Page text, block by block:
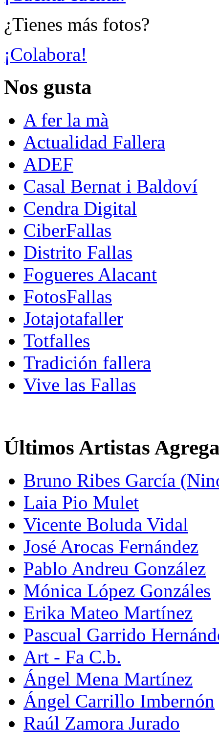
¿Tienes más fotos?
¡Colabora!
Nos gusta
A fer la mà
Actualidad Fallera
ADEF
Casal Bernat i Baldoví
Cendra Digital
CiberFallas
Distrito Fallas
Fogueres Alacant
FotosFallas
Jotajotafaller
Totfalles
Tradición fallera
Vive las Fallas
Últimos Artistas
Bruno Ribes García
Laia Pio Mulet
Vicente Boluda Vidal
José Arocas Fernández
Pablo Andreu González
Mónica López Gonzáles
Erika Mateo Martínez
Pascual Garrido
Art - Fa C.b.
Ángel Mena Martínez
Ángel Carrillo Imbernón
Raúl Zamora Jurado